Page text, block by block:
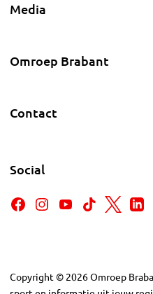
Media
Omroep Brabant
Contact
Social
Copyright © 2026Omroep